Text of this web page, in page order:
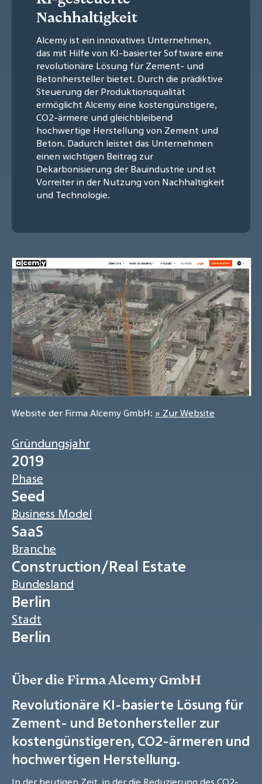
Nachhaltigkeit
Alcemy ist ein innovatives Unternehmen,
das mit Hilfe von KI-basierter Software eine
revolutionäre Lösung für Zement- und
Betonhersteller bietet. Durch die prädiktive
Steuerung der Produktionsqualität
ermöglicht Alcemy eine kostengünstigere,
CO2-ärmere und gleichbleibend
hochwertige Herstellung von Zement und
Beton. Dadurch leistet das Unternehmen
einen wichtigen Beitrag zur
Dekarbonisierung der Bauindustrie und ist
Vorreiter in der Nutzung von Nachhaltigkeit
und Technologie.
Website der Firma Alcemy GmbH: » Zur Website
Gründungsjahr
2019
Phase
Seed
Business Model
SaaS
Branche
Construction/Real Estate
Bundesland
Berlin
Stadt
Berlin
Über die Firma Alcemy GmbH
Revolutionäre KI-basierte Lösung für
Zement- und Betonhersteller zur
kostengünstigeren, CO2-ärmeren und
hochwertigen Herstellung.